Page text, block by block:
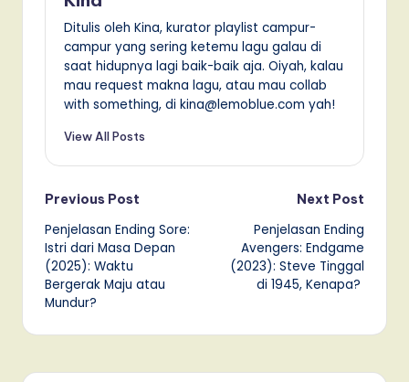
Ditulis oleh Kina, kurator playlist campur-
campur yang sering ketemu lagu galau di
saat hidupnya lagi baik-baik aja. Oiyah, kalau
mau request makna lagu, atau mau collab
with something, di kina@lemoblue.com yah!
View All Posts
Post
navigation
Previous Post
Penjelasan Ending Sore:
Istri dari Masa Depan
(2025): Waktu
Bergerak Maju atau
Mundur?
Next Post
Penjelasan Ending
Avengers: Endgame
(2023): Steve Tinggal
di 1945, Kenapa?